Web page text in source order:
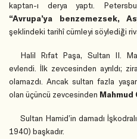
kaptan-ı derya yaptı.
“Avrupa’ya benzemezsek,
şeklindeki tarihî cümleyi söylediği
Halil Rıfat Paşa, Sultan II.
evlendi. İlk zevcesinden ayrıldı;
olamazdı. Ancak sultan fazla
olan üçüncü zevcesinden Mahmud
Sultan Hamid’in damadı
1940) başkadır.